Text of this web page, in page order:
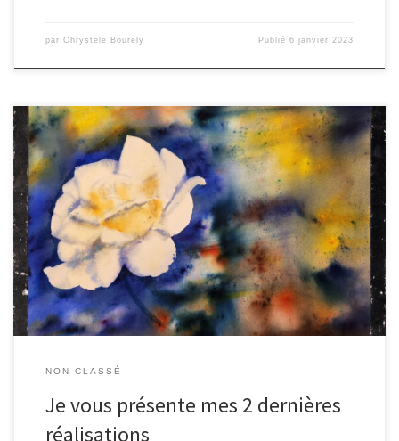
par Chrystele Bourely Publié6 janvier 2023
Aquarelle Aquarelle et brusho A suivre …
NON CLASSÉ
Je vous présente mes 2 dernières
réalisations